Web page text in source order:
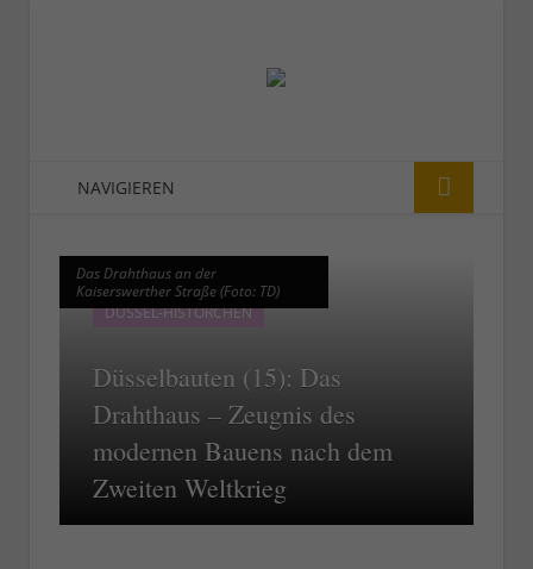
NAVIGIEREN
Das Drahthaus an der
Kaiserswerther Straße (Foto: TD)
DÜSSEL-HISTÖRCHEN
Düsselbauten (15): Das
Drahthaus – Zeugnis des
modernen Bauens nach dem
Zweiten Weltkrieg
Das Drahthaus an der
Kaiserswerther Straße (Foto: TD)